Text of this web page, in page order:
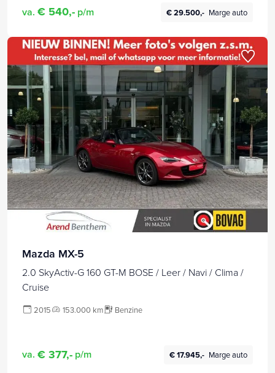
va. € 540,- p/m € 29.500,- Marge auto
Mazda MX-5
2.0 SkyActiv-G 160 GT-M BOSE / Leer / Navi / Clima /
Cruise
2015 153.000 km Benzine
va. € 377,- p/m € 17.945,- Marge auto